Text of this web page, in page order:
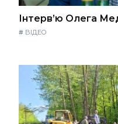
Інтерв’ю Олега
# ВІДЕО